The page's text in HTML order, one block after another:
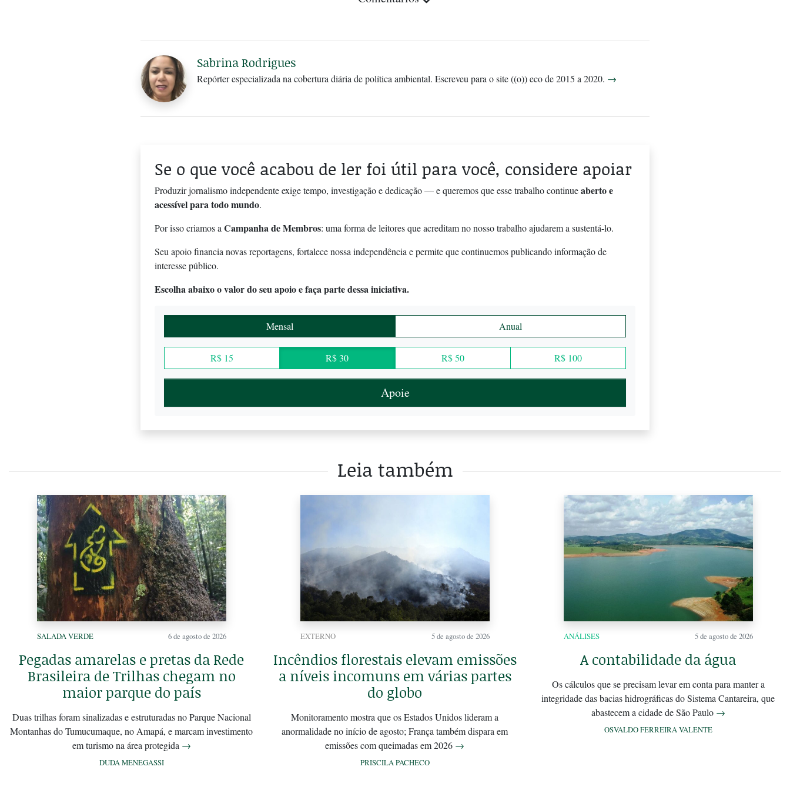
Sabrina Rodrigues
Repórter especializada na cobertura diária de política ambiental. Escreveu para o site ((o)) eco de 2015 a 2020. →
Se o que você acabou de ler foi útil para você, considere apoiar
Produzir jornalismo independente exige tempo, investigação e dedicação — e queremos que esse trabalho continueaberto e
acessível para todo mundo.
Por isso criamos a Campanha de Membros: uma forma de leitores que acreditam no nosso trabalho ajudarem a sustentá-lo.
Seu apoio financia novas reportagens, fortalece nossa independência e permite que continuemos publicando informação de
interesse público.
Escolha abaixo o valor do seu apoio e faça parte dessa iniciativa.
Mensal Anual
R$ 15 R$ 30 R$ 50 R$ 100
Apoie
Leia também
SALADA VERDE 6 de agosto de 2026
Pegadas amarelas e pretas da Rede
Brasileira de Trilhas chegam no
maior parque do país
Duas trilhas foram sinalizadas e estruturadas no Parque Nacional
Montanhas do Tumucumaque, no Amapá, e marcam investimento
em turismo na área protegida →
DUDA MENEGASSI
EXTERNO 5 de agosto de 2026
Incêndios florestais elevam emissões
a níveis incomuns em várias partes
do globo
Monitoramento mostra que os Estados Unidos lideram a
anormalidade no início de agosto; França também dispara em
emissões com queimadas em 2026 →
PRISCILA PACHECO
ANÁLISES 5 de agosto de 2026
A contabilidade da água
Os cálculos que se precisam levar em conta para manter a
integridade das bacias hidrográficas do Sistema Cantareira, que
abastecem a cidade de São Paulo →
OSVALDO FERREIRA VALENTE